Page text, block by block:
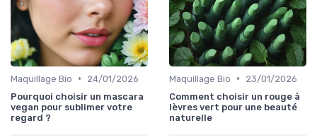
Maquillage Bio •
24/01/2026
Pourquoi choisir un mascara
vegan pour sublimer votre
regard ?
Maquillage Bio •
23/01/2026
Comment choisir un rouge à
lèvres vert pour une beauté
naturelle